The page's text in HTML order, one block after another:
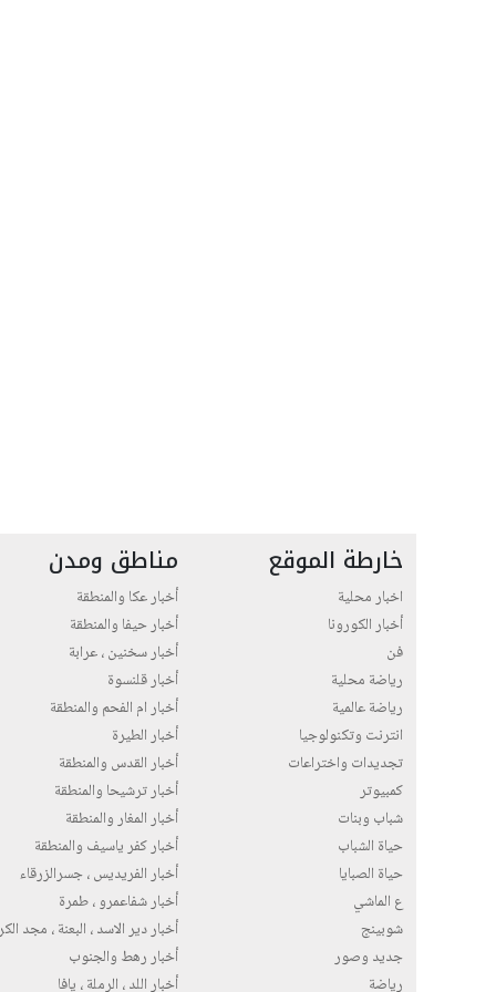
خارطة الموقع
اخبار محلية
أخبار الكورونا
فن
رياضة محلية
رياضة عالمية
انترنت وتكنولوجيا
تجديدات واختراعات
كمبيوتر
شباب وبنات
حياة الشباب
حياة الصبايا
ع الماشي
شوبينج
جديد وصور
رياضة
مناطق ومدن
أخبار عكا والمنطقة
أخبار حيفا والمنطقة
أخبار سخنين ، عرابة
أخبار قلنسوة
أخبار ام الفحم والمنطقة
أخبار الطيرة
أخبار القدس والمنطقة
أخبار ترشيحا والمنطقة
أخبار المغار والمنطقة
أخبار كفر ياسيف والمنطقة
أخبار الفريديس ، جسرالزرقاء
أخبار شفاعمرو ، طمرة
أخبار دير الاسد ، البعنة ، مجد
أخبار رهط والجنوب
أخبار اللد ، الرملة ، يافا